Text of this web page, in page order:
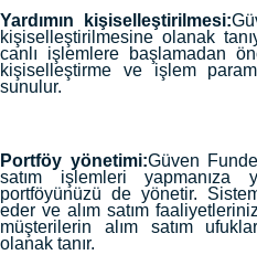
Yardımın kişiselleştirilmesi:
kişiselleştirilmesine olanak
canlı işlemlere başlamadan
kişiselleştirme ve işlem
sunulur.
Portföy yönetimi:Güven
satım işlemleri yapmanıza
portföyünüzü de yönetir.
eder ve alım satım
müşterilerin alım satım
olanak tanır.